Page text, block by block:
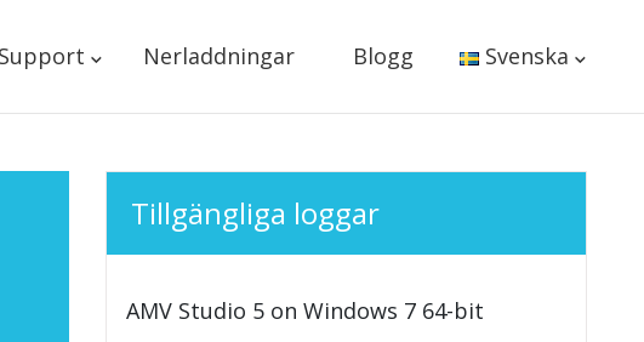
Support Nerladdningar Blogg Svenska
Tillgängliga loggar
AMV Studio 5 on Windows 7 64-bit